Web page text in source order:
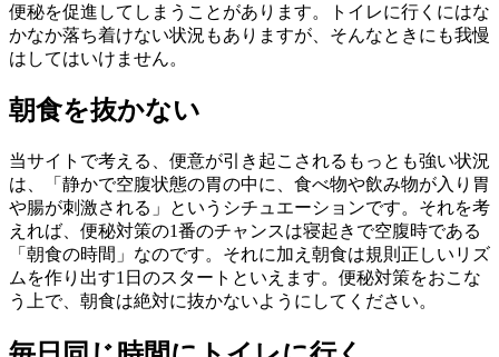
便秘を促進してしまうことがあります。トイレに行くにはな
かなか落ち着けない状況もありますが、そんなときにも我慢
はしてはいけません。
朝食を抜かない
当サイトで考える、便意が引き起こされるもっとも強い状況
は、「静かで空腹状態の胃の中に、食べ物や飲み物が入り胃
や腸が刺激される」というシチュエーションです。それを考
えれば、便秘対策の1番のチャンスは寝起きで空腹時である
「朝食の時間」なのです。それに加え朝食は規則正しいリズ
ムを作り出す1日のスタートといえます。便秘対策をおこな
う上で、朝食は絶対に抜かないようにしてください。